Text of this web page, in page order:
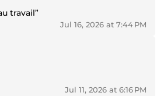
travail”
Jul 16, 2026 at 7:44 PM
Jul 11, 2026 at 6:16 PM